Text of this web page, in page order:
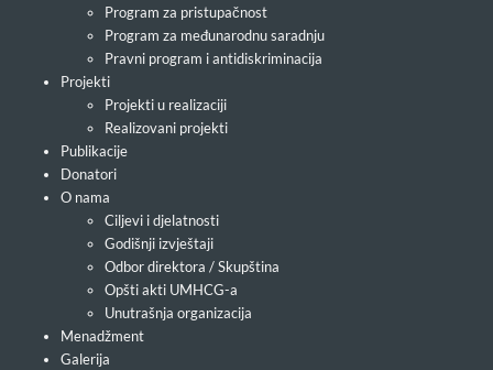
Program za pristupačnost
Program za međunarodnu saradnju
Pravni program i antidiskriminacija
Projekti
Projekti u realizaciji
Realizovani projekti
Publikacije
Donatori
O nama
Ciljevi i djelatnosti
Godišnji izvještaji
Odbor direktora / Skupština
Opšti akti UMHCG-a
Unutrašnja organizacija
Menadžment
Galerija